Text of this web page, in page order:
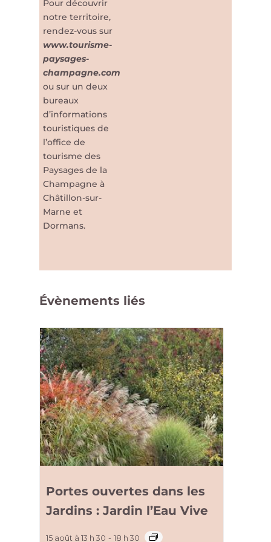
Pour découvrir
notre territoire,
rendez-vous sur
www.tourisme-
paysages-
champagne.com
ou sur un deux
bureaux
d’informations
touristiques de
l’office de
tourisme des
Paysages de la
Champagne à
Châtillon-sur-
Marne et
Dormans.
Évènements liés
Portes ouvertes dans les
Jardins : Jardin l’Eau Vive
15 août à 13 h 30 - 18 h 30